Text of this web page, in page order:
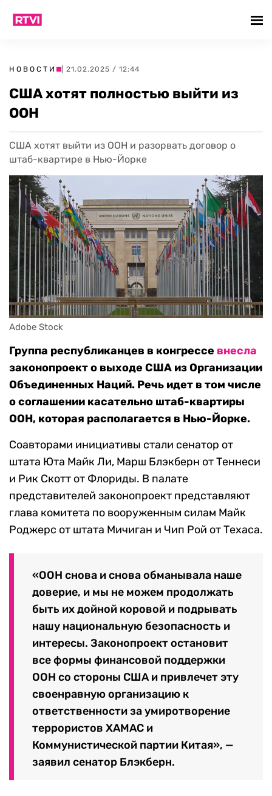
НОВОСТИ | 21.02.2025 / 12:44
США хотят полностью выйти из
ООН
США хотят выйти из ООН и разорвать договор о
штаб-квартире в Нью-Йорке
Adobe Stock
Группа республиканцев в конгрессе внесла
законопроект о выходе США из Организации
Объединенных Наций. Речь идет в том числе
о соглашении касательно штаб-квартиры
ООН, которая располагается в Нью-Йорке.
Соавторами инициативы стали сенатор от
штата Юта Майк Ли, Марш Блэкберн от Теннеси
и Рик Скотт от Флориды. В палате
представителей законопроект представляют
глава комитета по вооруженным силам Майк
Роджерс от штата Мичиган и Чип Рой от Техаса.
«ООН снова и снова обманывала наше
доверие, и мы не можем продолжать
быть их дойной коровой и подрывать
нашу национальную безопасность и
интересы. Законопроект остановит
все формы финансовой поддержки
ООН со стороны США и привлечет эту
своенравную организацию к
ответственности за умиротворение
террористов ХАМАС и
Коммунистической партии Китая», —
заявил сенатор Блэкберн.